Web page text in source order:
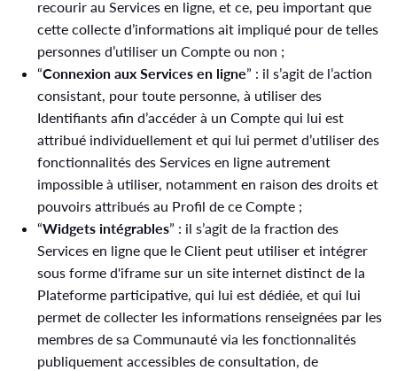
recourir au Services en ligne, et ce, peu important que
cette collecte d’informations ait impliqué pour de telles
personnes d’utiliser un Compte ou non ;
“Connexion aux Services en ligne” : il s’agit de l’action
consistant, pour toute personne, à utiliser des
Identifiants afin d’accéder à un Compte qui lui est
attribué individuellement et qui lui permet d’utiliser des
fonctionnalités des Services en ligne autrement
impossible à utiliser, notamment en raison des droits et
pouvoirs attribués au Profil de ce Compte ;
“Widgets intégrables” : il s’agit de la fraction des
Services en ligne que le Client peut utiliser et intégrer
sous forme d'iframe sur un site internet distinct de la
Plateforme participative, qui lui est dédiée, et qui lui
permet de collecter les informations renseignées par les
membres de sa Communauté via les fonctionnalités
publiquement accessibles de consultation, de